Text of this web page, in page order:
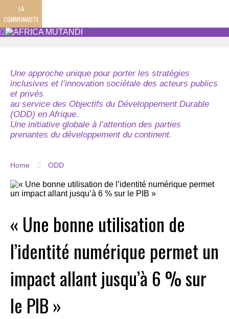
LA
COMMUNAUTE
Une approche unique pour porter les stratégies
inclusives et l’innovation sociétale des acteurs publics
et privés
au service des Objectifs du Développement Durable
(ODD) en Afrique.
Une initiative globale à l’attention des parties
prenantes du développement du continent.
Home ODD
« Une bonne utilisation de
l’identité numérique permet un
impact allant jusqu’à 6 % sur
le PIB »